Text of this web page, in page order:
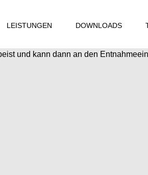
LEISTUNGEN DOWNLOADS
und kann dann an den